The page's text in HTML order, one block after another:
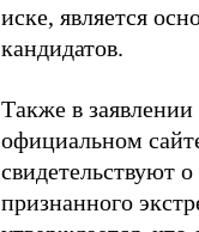
иске, является
кандидатов.
Также в
официальном
свидетельствуют
признанного